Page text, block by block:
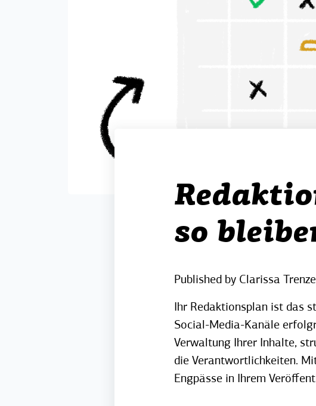
so
Published by Clarissa
Ihr Redaktionsplan ist das
Social-Media-Kanäle
Verwaltung Ihrer Inhalte,
die Verantwortlichkeiten.
Engpässe in Ihrem